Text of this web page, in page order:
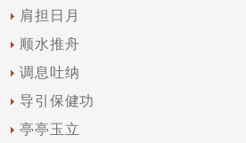
肩担日月
顺水推舟
调息吐纳
导引保健功
亭亭玉立